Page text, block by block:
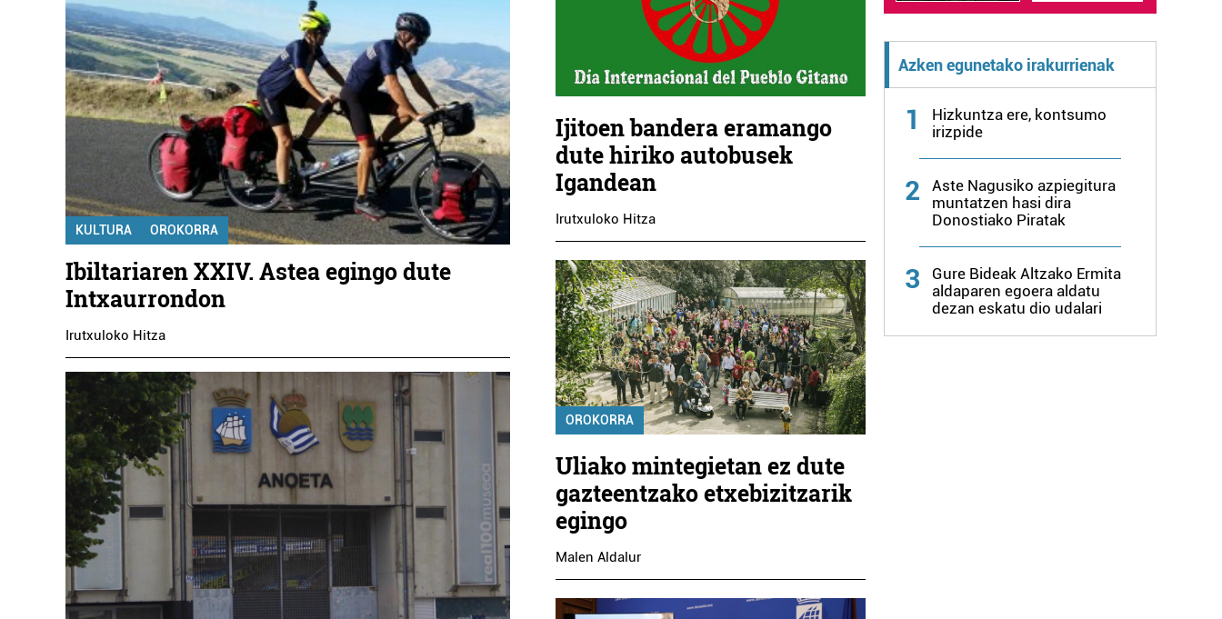
KULTURA OROKORRA
Ibiltariaren XXIV. Astea egingo dute
Intxaurrondon
Irutxuloko Hitza
Ijitoen bandera eramango
dute hiriko autobusek
Igandean
Irutxuloko Hitza
OROKORRA
Uliako mintegietan ez dute
gazteentzako etxebizitzarik
egingo
Malen Aldalur
Azken egunetako irakurrienak
1
Hizkuntza ere, kontsumo
irizpide
2
Aste Nagusiko azpiegitura
muntatzen hasi dira
Donostiako Piratak
3
Gure Bideak Altzako Ermita
aldaparen egoera aldatu
dezan eskatu dio udalari